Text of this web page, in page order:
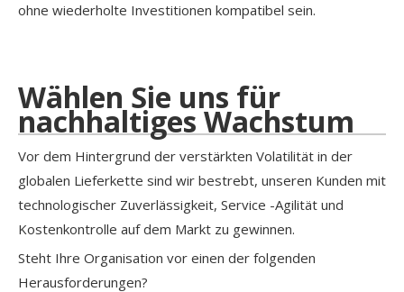
ohne wiederholte Investitionen kompatibel sein.
Wählen Sie uns für
nachhaltiges Wachstum
Vor dem Hintergrund der verstärkten Volatilität in der
globalen Lieferkette sind wir bestrebt, unseren Kunden mit
technologischer Zuverlässigkeit, Service -Agilität und
Kostenkontrolle auf dem Markt zu gewinnen.
Steht Ihre Organisation vor einen der folgenden
Herausforderungen?